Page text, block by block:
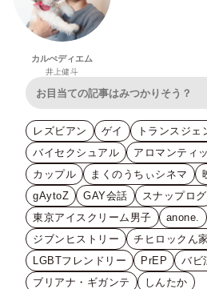
カルぺディエム
井上健斗
レズビアン ゲイ
トランスジェ
バイセクシュアル
アロマンティ
カップル
まくのうちぃシネマ
gAytoZ
GAY会話 スナップログ
東京アイスクリーム男子
anone.
ジブンヒストリー
チヒロックん家
LGBTフレンドリー
PrEP
バビ
ブリアナ・ギガンテ
しんたか